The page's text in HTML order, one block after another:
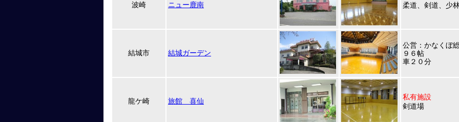
波崎 ニュー鹿南 柔道、剣道、少
結城市 結城ガーデン
公営：かなくぼ
９６帖
車２０分
龍ケ崎 旅館 喜仙
私有施設
剣道場